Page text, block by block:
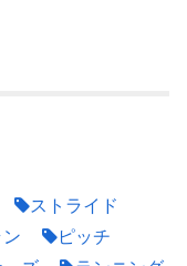
ストライド
ン
ピッチ